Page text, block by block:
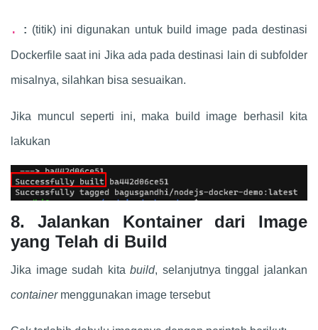
. : (titik) ini digunakan untuk build image pada destinasi
Dockerfile saat ini Jika ada pada destinasi lain di subfolder
misalnya, silahkan bisa sesuaikan.
Jika muncul seperti ini, maka build image berhasil kita
lakukan
8. Jalankan Kontainer dari Image
yang Telah di Build
Jika image sudah kitabuild, selanjutnya tinggal jalankan
container menggunakan image tersebut